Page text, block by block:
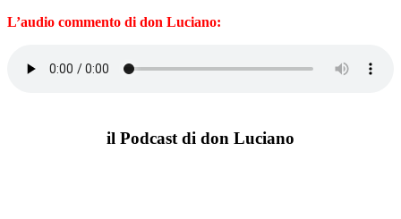
L’audio commento di don Luciano:
il Podcast di don Luciano